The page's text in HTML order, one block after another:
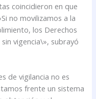
coincidieron en que
no movilizamos a la
los Derechos
vigencia\», subrayó
de vigilancia no es
frente un sistema